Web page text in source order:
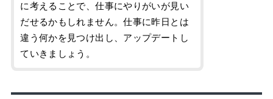
に考えることで、仕事にやりがいが見い
だせるかもしれません。仕事に昨日とは
違う何かを見つけ出し、アップデートし
ていきましょう。